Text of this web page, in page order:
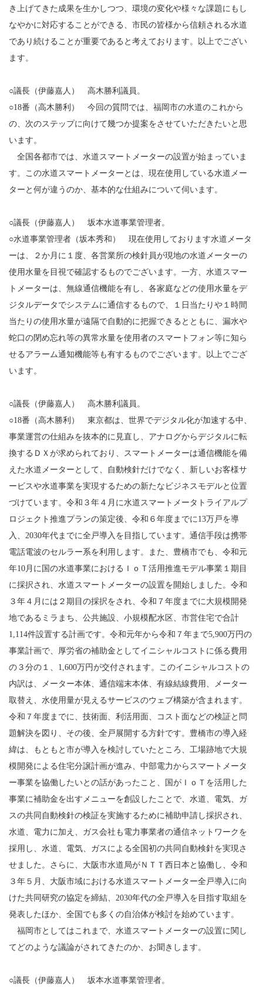
き上げてきた成果を生かしつつ、環境の変化や様々な課題にもし
なやかに対応することができる、市民の皆様から信頼される水道
であり続けることが重要であると考えております。以上でござい
ます。
○議長（伊藤嘉人） 高木勝利議員。
○18番（高木勝利） 今回の質問では、福岡市の水道のこれから
の、次のステップに向けて幾つか提案をさせていただきたいと思
います。
全国各都市では、水道スマートメーターの設置が始まっていま
す。この水道スマートメーターとは、現在使用している水道メー
ターと何が違うのか、基本的な仕組みについて伺います。
○議長（伊藤嘉人） 坂本水道事業管理者。
○水道事業管理者（坂本秀和） 現在使用しております水道メータ
ーは、２か月に１度、各営業所の検針員が現地の水道メーターの
使用水量を目視で確認するものでございます。一方、水道スマー
トメーターは、無線通信機能を有し、各家庭などの使用水量をデ
ジタルデータでシステムに通信するもので、１日当たりや１時間
当たりの使用水量が遠隔で自動的に把握できるとともに、漏水や
蛇口の閉め忘れ等の異常水量を使用者のスマートフォン等に知ら
せるアラーム通知機能等も有するものでございます。以上でござ
います。
○議長（伊藤嘉人） 高木勝利議員。
○18番（高木勝利） 東京都は、世界でデジタル化が加速する中、
事業運営の仕組みを抜本的に見直し、アナログからデジタルに転
換するＤＸが求められており、スマートメーターは通信機能を備
えた水道メーターとして、自動検針だけでなく、新しいお客様サ
ービスや水道事業を実現するための新たなビジネスモデルと位置
づけています。令和３年４月に水道スマートメータトライアルプ
ロジェクト推進プランの策定後、令和６年度までに13万戸を導
入、2030年代までに全戸導入を目指しています。通信手段は携帯
電話電波のセルラー系を利用します。また、豊橋市でも、令和元
年10月に国の水道事業におけるＩｏＴ活用推進モデル事業１期目
に採択され、水道スマートメーターの設置を開始しました。令和
３年４月には２期目の採択をされ、令和７年度までに大規模開発
地であるミラまち、公共施設、小規模配水区、市営住宅で合計
1,114件設置する計画です。令和元年から令和７年まで5,900万円の
事業計画で、厚労省の補助金としてイニシャルコストに係る費用
の３分の１、1,600万円が交付されます。このイニシャルコストの
内訳は、メーター本体、通信端末本体、有線結線費用、メーター
取替え、水使用量が見えるサービスのウェブ構築が含まれます。
令和７年度までに、技術面、利活用面、コスト面などの検証と問
題解決を図り、その後、全戸展開する方針です。豊橋市の導入経
緯は、もともと市が導入を検討していたところ、工場跡地で大規
模開発による住宅分譲計画が進み、中部電力からスマートメータ
ー事業を協働したいとの話があったこと、国がＩｏＴを活用した
事業に補助金を出すメニューを創設したことで、水道、電気、ガ
スの共同自動検針の検証を実施するために補助申請し採択され、
水道、電力に加え、ガス会社も電力事業者の通信ネットワークを
採用し、水道、電気、ガスによる全国初の共同自動検針を実現さ
せました。さらに、大阪市水道局がＮＴＴ西日本と協働し、令和
３年５月、大阪市域における水道スマートメーター全戸導入に向
けた共同研究の協定を締結、2030年代の全戸導入を目指す取組を
発表したほか、全国でも多くの自治体が検討を始めています。
福岡市としてはこれまで、水道スマートメーターの設置に関し
てどのような議論がされてきたのか、お聞きします。
○議長（伊藤嘉人） 坂本水道事業管理者。